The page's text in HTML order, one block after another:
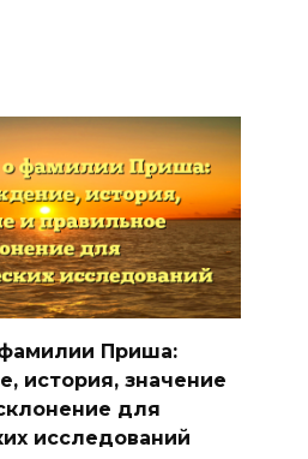
Приша:
история, значение
для
исследований